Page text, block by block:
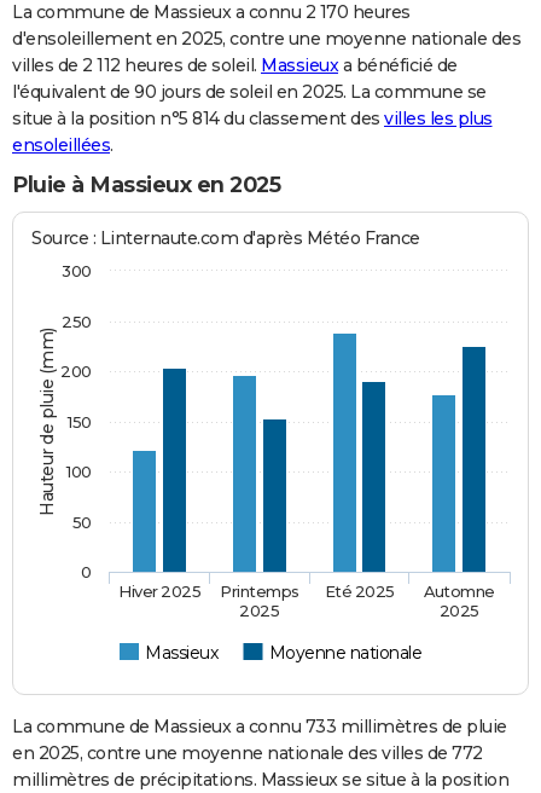
La commune de Massieux a connu 2 170 heures
d'ensoleillement en 2025, contre une moyenne nationale des
villes de 2 112 heures de soleil. Massieuxa bénéficié de
l'équivalent de 90 jours de soleil en 2025. La commune se
situe à la position n°5 814 du classement des villes les plus
ensoleillées.
Pluie à Massieux en 2025
Hauteur de pluie (mm)
Source : Linternaute.com d'après Météo France
Massieux Moyenne nationale
Hiver 2025
Printemps
2025
Eté 2025
Automne
2025
0
50
100
150
200
250
300
La commune de Massieux a connu 733 millimètres de pluie
en 2025, contre une moyenne nationale des villes de 772
millimètres de précipitations. Massieux se situe à la position